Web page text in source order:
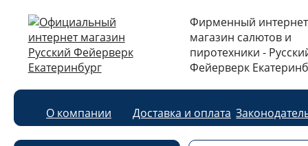
Фирменный интернет
магазин салютов и
пиротехники -
Фейерверк
О компании Доставка и оплата